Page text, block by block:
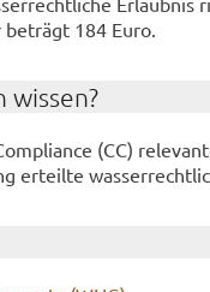
184 Euro.
wis­sen?
(CC)
er­teil­te